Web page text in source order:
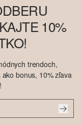
10%
trendoch,
bonus, 10% zľava